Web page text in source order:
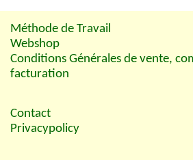
Méthode de Travail
Webshop
Conditions Générales de vente,
facturation
Contact
Privacypolicy